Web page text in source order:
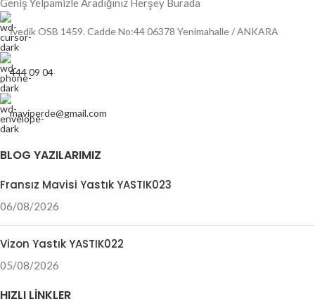
Geniş Yelpamizle Aradığınız Herşey Burada
İvedik OSB 1459. Cadde No:44 06378 Yenimahalle / ANKARA
444 09 04
maviperde@gmail.com
BLOG YAZILARIMIZ
Fransız Mavisi Yastık YASTIK023
06/08/2026
Vizon Yastık YASTIK022
05/08/2026
HIZLI LINKLER